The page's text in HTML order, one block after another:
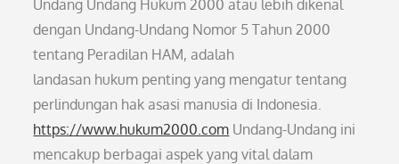
Undang Undang Hukum 2000 atau lebih dikenal
dengan Undang-Undang Nomor 5 Tahun 2000
tentang Peradilan HAM, adalah
landasan hukum penting yang mengatur tentang
perlindungan hak asasi manusia di Indonesia.
https://www.hukum2000.com Undang-Undang ini
mencakup berbagai aspek yang vital dalam